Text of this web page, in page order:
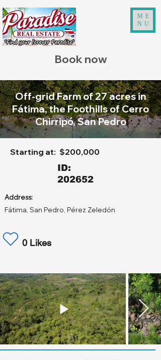
ME
NU
Book now
Off-grid Farm of 27 acres in
Fátima, the Foothills of Cerro
Chirripó, San Pedro
Starting at: $200,000
ID:
202652
Address:
Fátima, San Pedro, Pérez Zeledón
0 Likes